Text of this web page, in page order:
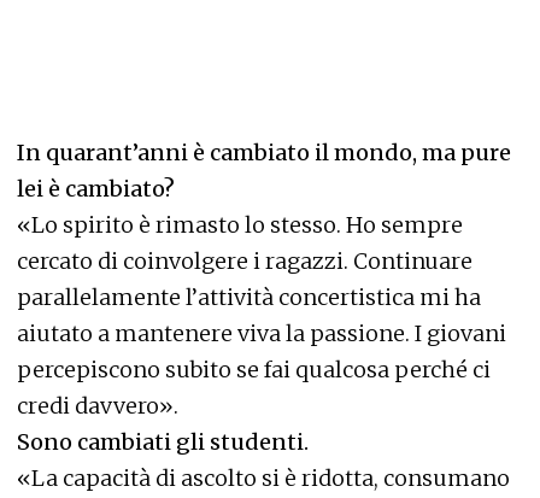
In quarant’anni è cambiato il mondo, ma pure
lei è cambiato?
«Lo spirito è rimasto lo stesso. Ho sempre
cercato di coinvolgere i ragazzi. Continuare
parallelamente l’attività concertistica mi ha
aiutato a mantenere viva la passione. I giovani
percepiscono subito se fai qualcosa perché ci
credi davvero».
Sono cambiati gli studenti.
«La capacità di ascolto si è ridotta, consumano